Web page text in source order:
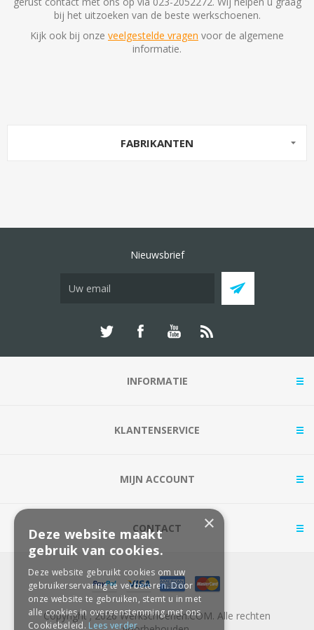
bij het uitzoeken van de beste werkschoenen.
Kijk ook bij onze veelgestelde vragen voor de algemene
informatie.
FABRIKANTEN
Nieuwsbrief
INFORMATIE
KLANTENSERVICE
MIJN ACCOUNT
CONTACT
Copyright ; 2026 Werkschoenen.COM. Alle rechten
×
Deze website maakt
gebruik van cookies.
Deze website gebruikt cookies om uw
gebruikerservaring te verbeteren. Door
onze website te gebruiken, stemt u in met
alle cookies in overeenstemming met ons
Cookiebeleid. Lees verder